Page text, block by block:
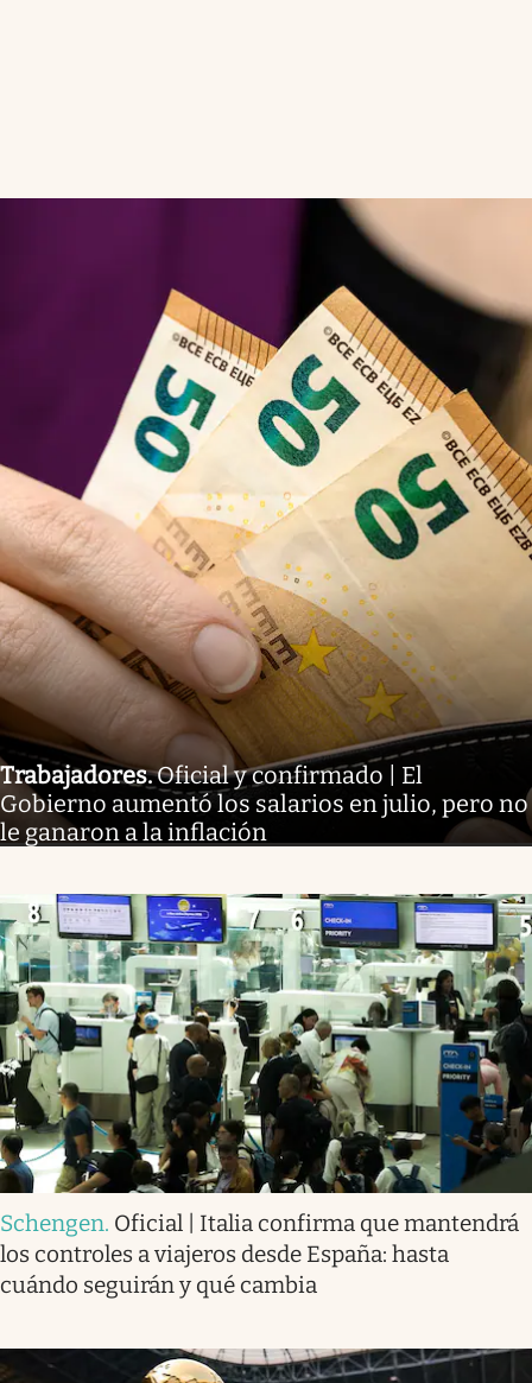
Trabajadores.Oficial y confirmado | El
Gobierno aumentó los salarios en julio, pero no
le ganaron a la inflación
Schengen. Oficial | Italia confirma que mantendrá
los controles a viajeros desde España: hasta
cuándo seguirán y qué cambia